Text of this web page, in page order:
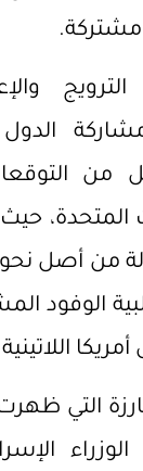
مشتركة.
من
المتحدة،
الوفود
التي